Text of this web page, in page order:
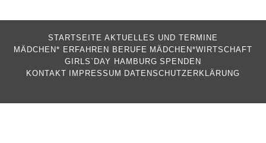
STARTSEITE AKTUELLES UND TERMINE
MÄDCHEN* ERFAHREN BERUFE MÄDCHEN*WIRTSCHAFT
GIRLS`DAY HAMBURG SPENDEN
KONTAKT IMPRESSUM DATENSCHUTZERKLÄRUNG